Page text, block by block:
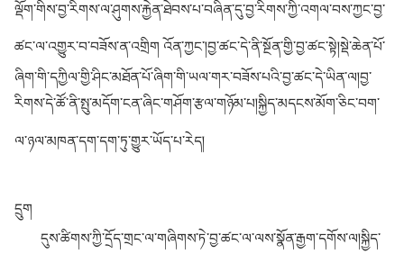
ལྡོག་གིས་བྱ་རིགས་ལ་ཤུགས་རྐྱེན་ཐེབས་པ་བཞིན་དུ་བྱ་རིགས་ཀྱི་འགལ་བས་ཀྱང་བྱ་
ཚང་ལ་འགྱུར་བ་བཟོས་ན་འགྲིག འོན་ཀྱང་།བྱ་ཚང་དེ་ནི་སྔོན་གྱི་བྱ་ཚང་སྟེ།སྡེ་ཆེན་པོ་
ཞིག་གི་དཀྱིལ་གྱི་ཤིང་མཐོན་པོ་ཞིག་གི་ཡལ་གར་བཟོས་པའི་བྱ་ཚང་དེ་ཡིན་ལ།བྱ་
རིགས་དེ་ཚོ་ནི་སྤུ་མདོག་ངན་ཞིང་གཤོག་རྩལ་གཉོམ་པ།སྐྱིད་མདངས་མོག་ཅིང་བག་
ལ་ཉལ་མཁན་དག་དག་ཏུ་གྱུར་ཡོད་པ་རེད།
དྲུག
དུས་ཚིགས་ཀྱི་དྲོད་གྲང་ལ་གཞིགས་ཏེ་བྱ་ཚང་ལ་ལས་སྣོན་རྒྱག་དགོས་ལ།སྐྱིད་